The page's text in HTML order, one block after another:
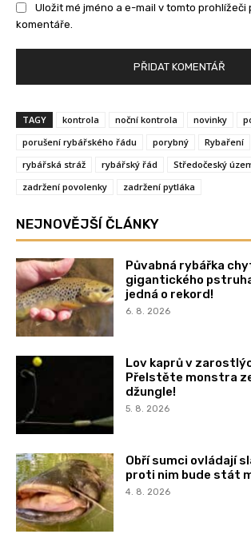
Uložit mé jméno a e-mail v tomto prohlížeči
komentáře.
TAGY kontrola noční kontrola novinky
porušení rybářského řádu
porybný Rybaření
rybářská stráž
rybářský řád
Středočeský
zadržení povolenky
zadržení pytláka
NEJNOVĚJŠÍ ČLÁNKY
Půvabná rybářka
gigantického
jedná o rekord!
6. 8. 2026
Lov kaprů v
Přelstěte monstra
džungle!
5. 8. 2026
Obří sumci ovládají
proti nim bude stát
4. 8. 2026